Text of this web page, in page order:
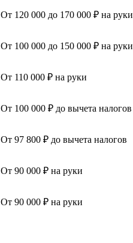
От 120 000 до 170 000 ₽ на руки
От 100 000 до 150 000 ₽ на руки
От 110 000 ₽ на руки
От 100 000 ₽ до вычета налогов
От 97 800 ₽ до вычета налогов
От 90 000 ₽ на руки
От 90 000 ₽ на руки